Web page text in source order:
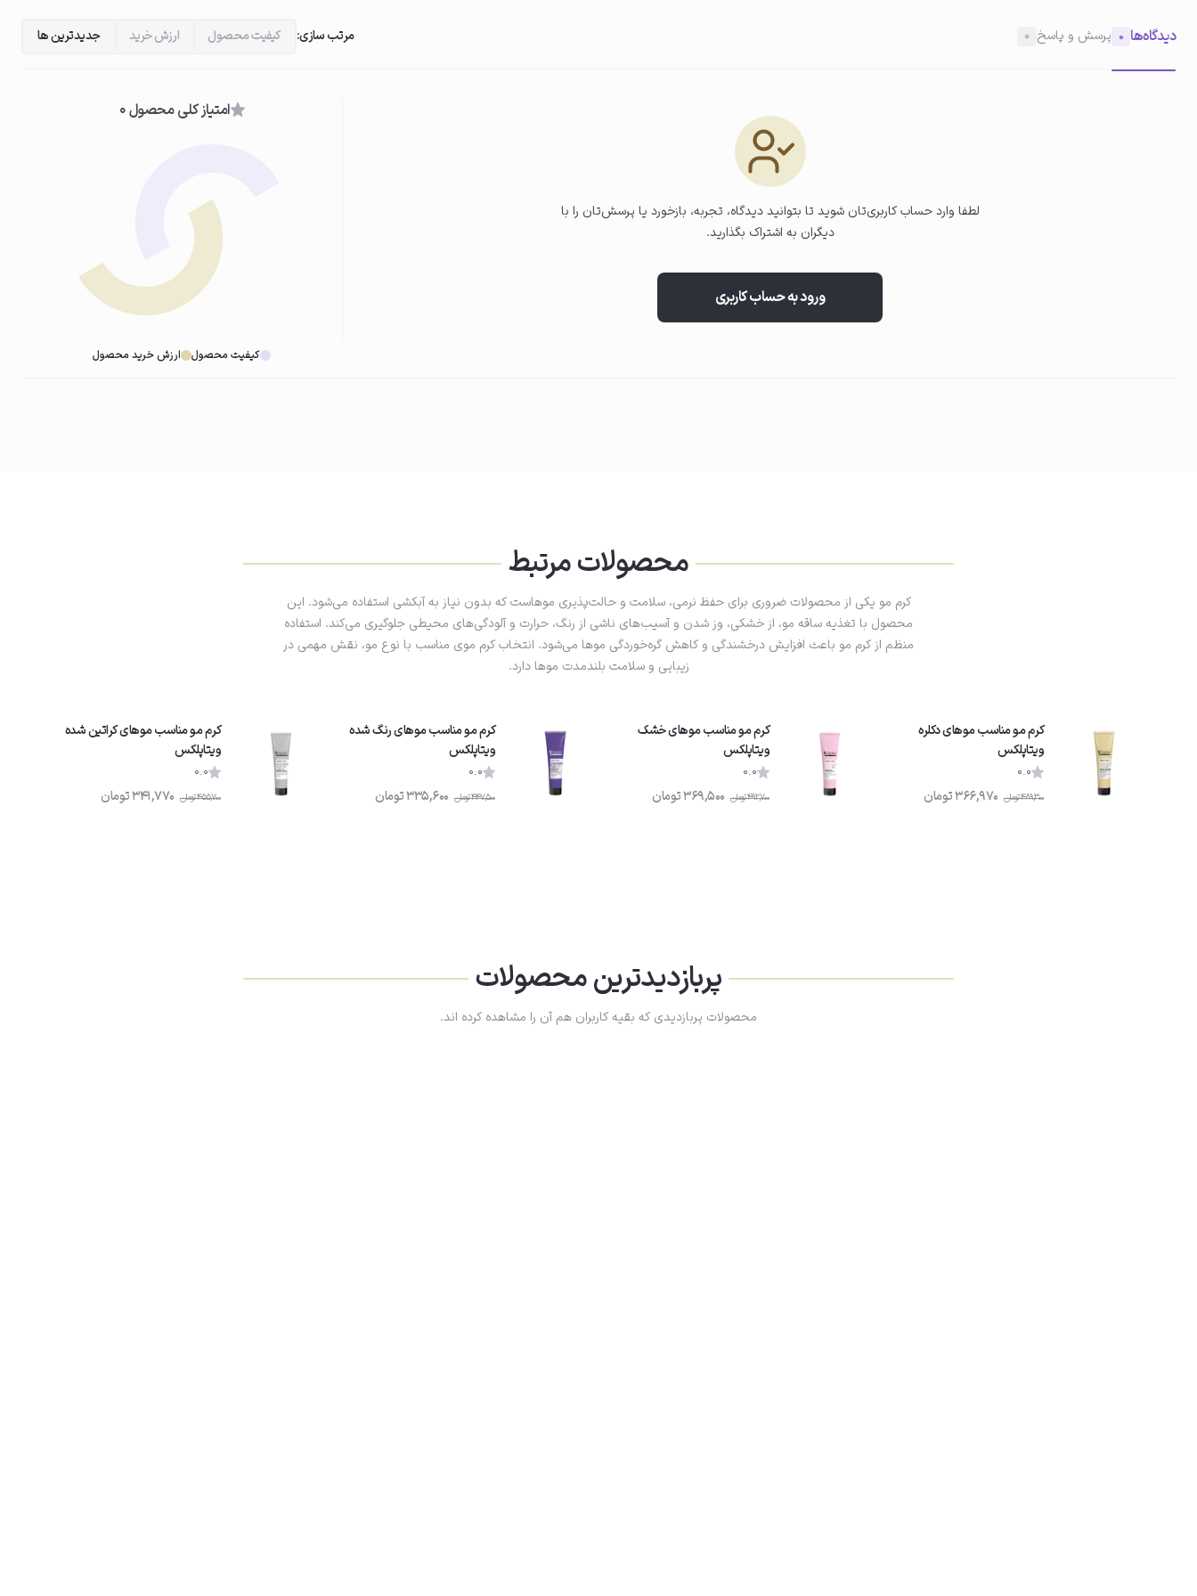
تونیک را بدون فشار یا تماس شدید روی نواحی موردنظر پخش کنید تا سطح پوست پوشش داده شود.
دیدگاه‌ها 0 پرسش و پاسخ 0 مرتب سازی: کیفیت محصول ارزش خرید جدیدترین ها
لطفا وارد حساب کاربری‌تان شوید تا بتوانید دیدگاه، تجربه، بازخورد یا پرسش‌تان را با
دیگران به اشتراک بگذارید.
ورود به حساب کاربری
امتیاز کلی محصول 0
کیفیت محصول ارزش خرید محصول
محصولات مرتبط
کرم مو یکی از محصولات ضروری برای حفظ نرمی، سلامت و حالت‌پذیری موهاست که بدون نیاز به آبکشی استفاده می‌شود. این
محصول با تغذیه ساقه مو، از خشکی، وز شدن و آسیب‌های ناشی از رنگ، حرارت و آلودگی‌های محیطی جلوگیری می‌کند. استفاده
منظم از کرم مو باعث افزایش درخشندگی و کاهش گره‌خوردگی موها می‌شود. انتخاب کرم موی مناسب با نوع مو، نقش مهمی در
زیبایی و سلامت بلندمدت موها دارد.
کرم مو مناسب موهای دکلره
ویتاپلکس
0.0
489,300تومان 366,970تومان
کرم مو مناسب موهای خشک
ویتاپلکس
0.0
492,700تومان 369,500تومان
کرم مو مناسب موهای رنگ شده
ویتاپلکس
0.0
447,500تومان 335,600تومان
کرم مو مناسب موهای کراتین شده
ویتاپلکس
0.0
455,700تومان 341,770تومان
پربازدیدترین محصولات
محصولات پربازدیدی که بقیه کاربران هم آن را مشاهده کرده اند.